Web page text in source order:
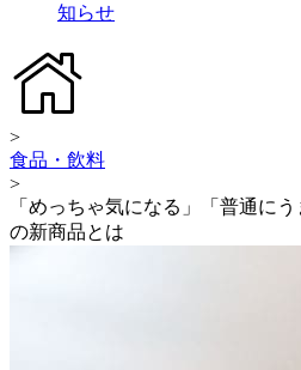
知らせ
>
食品・飲料
>
「めっちゃ気になる」「普通に
の新商品とは